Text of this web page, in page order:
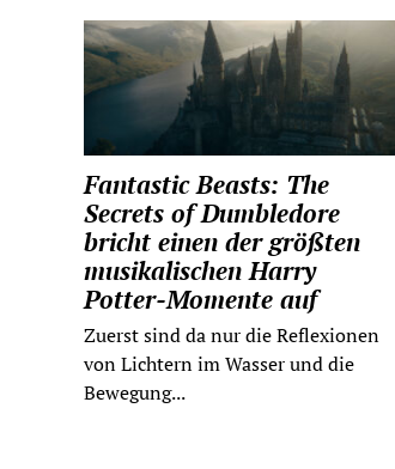
Fantastic Beasts: The
Secrets of Dumbledore
bricht einen der größten
musikalischen Harry
Potter-Momente auf
Zuerst sind da nur die Reflexionen
von Lichtern im Wasser und die
Bewegung...